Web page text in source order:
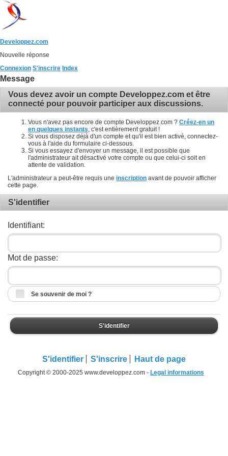
Developpez.com
Nouvelle réponse
Connexion S'inscrire Index
Message
Vous devez avoir un compte Developpez.com et être
connecté pour pouvoir participer aux discussions.
Vous n'avez pas encore de compte Developpez.com ? Créez-en un
en quelques instants , c'est entièrement gratuit !
Si vous disposez déjà d'un compte et qu'il est bien activé, connectez-
vous à l'aide du formulaire ci-dessous.
Si vous essayez d'envoyer un message, il est possible que
l'administrateur ait désactivé votre compte ou que celui-ci soit en
attente de validation.
L'administrateur a peut-être requis une inscription avant de pouvoir afficher
cette page.
S'identifier
Identifiant:
Mot de passe:
Se souvenir de moi ?
S'identifier
S'identifier S'inscrire Haut de page
Copyright © 2000-2025 www.developpez.com - Legal informations